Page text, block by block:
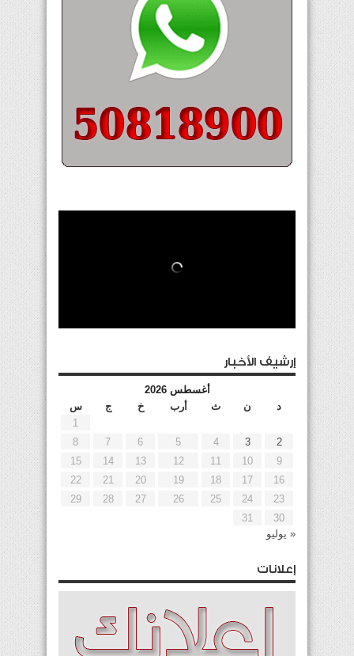
إرشيف الأخبار
أغسطس 2026
د
ن ث أرب خ ج
س
1
2
3
4
5
6
7
8
9
10
11
12
13
14
15
16
17
18
19
20
21
22
23
24
25
26
27
28
29
30
31
« يوليو
إعلانات